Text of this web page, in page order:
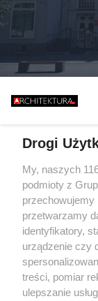
Drogi
My, naszych
podmioty z
przechowujemy
przetwarzamy
identyfikatory,
urządzenie czy
treści, pomiar
ulepszanie